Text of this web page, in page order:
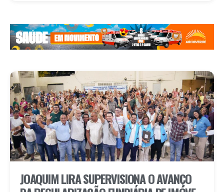
JOAQUIM LIRA SUPERVISIONA O AVANÇO